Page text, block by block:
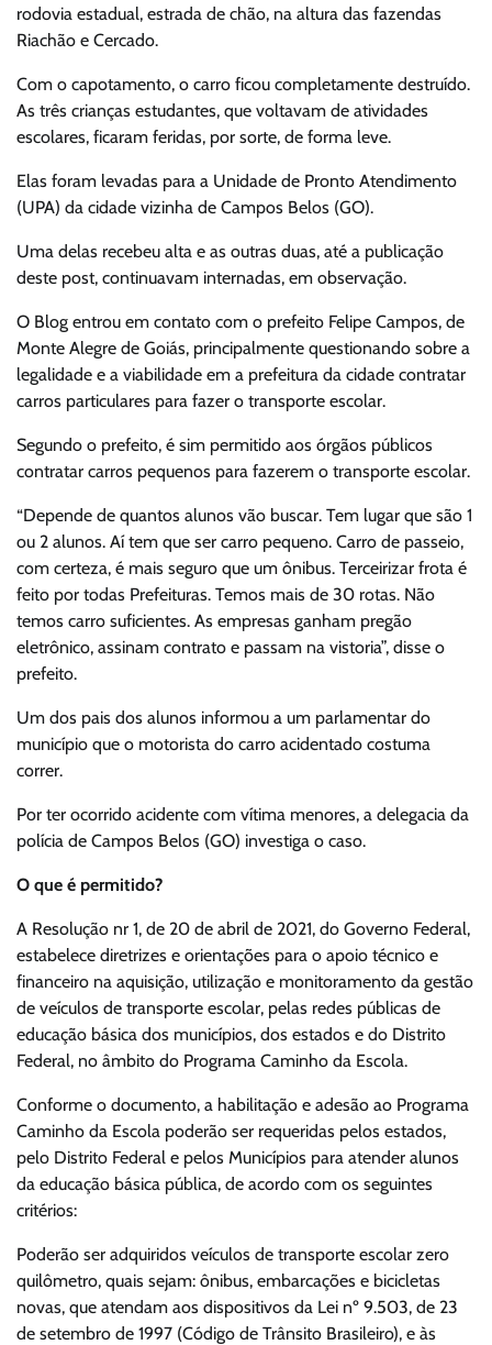
rodovia estadual, estrada de chão, na altura das fazendas
Riachão e Cercado.
Com o capotamento, o carro ficou completamente destruído.
As três crianças estudantes, que voltavam de atividades
escolares, ficaram feridas, por sorte, de forma leve.
Elas foram levadas para a Unidade de Pronto Atendimento
(UPA) da cidade vizinha de Campos Belos (GO).
Uma delas recebeu alta e as outras duas, até a publicação
deste post, continuavam internadas, em observação.
O Blog entrou em contato com o prefeito Felipe Campos, de
Monte Alegre de Goiás, principalmente questionando sobre a
legalidade e a viabilidade em a prefeitura da cidade contratar
carros particulares para fazer o transporte escolar.
Segundo o prefeito, é sim permitido aos órgãos públicos
contratar carros pequenos para fazerem o transporte escolar.
“Depende de quantos alunos vão buscar. Tem lugar que são 1
ou 2 alunos. Aí tem que ser carro pequeno. Carro de passeio,
com certeza, é mais seguro que um ônibus. Terceirizar frota é
feito por todas Prefeituras. Temos mais de 30 rotas. Não
temos carro suficientes. As empresas ganham pregão
eletrônico, assinam contrato e passam na vistoria”, disse o
prefeito.
Um dos pais dos alunos informou a um parlamentar do
município que o motorista do carro acidentado costuma
correr.
Por ter ocorrido acidente com vítima menores, a delegacia da
polícia de Campos Belos (GO) investiga o caso.
O que é permitido?
A Resolução nr 1, de 20 de abril de 2021, do Governo Federal,
estabelece diretrizes e orientações para o apoio técnico e
financeiro na aquisição, utilização e monitoramento da gestão
de veículos de transporte escolar, pelas redes públicas de
educação básica dos municípios, dos estados e do Distrito
Federal, no âmbito do Programa Caminho da Escola.
Conforme o documento, a habilitação e adesão ao Programa
Caminho da Escola poderão ser requeridas pelos estados,
pelo Distrito Federal e pelos Municípios para atender alunos
da educação básica pública, de acordo com os seguintes
critérios:
Poderão ser adquiridos veículos de transporte escolar zero
quilômetro, quais sejam: ônibus, embarcações e bicicletas
novas, que atendam aos dispositivos da Lei nº 9.503, de 23
de setembro de 1997 (Código de Trânsito Brasileiro), e às